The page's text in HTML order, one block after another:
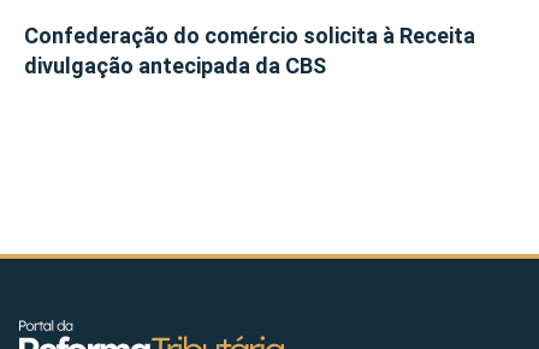
Confederação do comércio solicita à Receita
divulgação antecipada da CBS